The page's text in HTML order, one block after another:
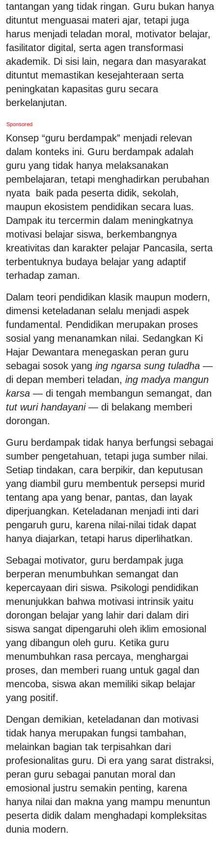
tantangan yang tidak ringan. Guru bukan hanya
dituntut menguasai materi ajar, tetapi juga
harus menjadi teladan moral, motivator belajar,
fasilitator digital, serta agen transformasi
akademik. Di sisi lain, negara dan masyarakat
dituntut memastikan kesejahteraan serta
peningkatan kapasitas guru secara
berkelanjutan.
Sponsored
Konsep “guru berdampak” menjadi relevan
dalam konteks ini. Guru berdampak adalah
guru yang tidak hanya melaksanakan
pembelajaran, tetapi menghadirkan perubahan
nyata baik pada peserta didik, sekolah,
maupun ekosistem pendidikan secara luas.
Dampak itu tercermin dalam meningkatnya
motivasi belajar siswa, berkembangnya
kreativitas dan karakter pelajar Pancasila, serta
terbentuknya budaya belajar yang adaptif
terhadap zaman.
Dalam teori pendidikan klasik maupun modern,
dimensi keteladanan selalu menjadi aspek
fundamental. Pendidikan merupakan proses
sosial yang menanamkan nilai. Sedangkan Ki
Hajar Dewantara menegaskan peran guru
sebagai sosok yang ing ngarsa sung tuladha —
di depan memberi teladan, ing madya mangun
karsa — di tengah membangun semangat, dan
tut wuri handayani— di belakang memberi
dorongan.
Guru berdampak tidak hanya berfungsi sebagai
sumber pengetahuan, tetapi juga sumber nilai.
Setiap tindakan, cara berpikir, dan keputusan
yang diambil guru membentuk persepsi murid
tentang apa yang benar, pantas, dan layak
diperjuangkan. Keteladanan menjadi inti dari
pengaruh guru, karena nilai-nilai tidak dapat
hanya diajarkan, tetapi harus diperlihatkan.
Sebagai motivator, guru berdampak juga
berperan menumbuhkan semangat dan
kepercayaan diri siswa. Psikologi pendidikan
menunjukkan bahwa motivasi intrinsik yaitu
dorongan belajar yang lahir dari dalam diri
siswa sangat dipengaruhi oleh iklim emosional
yang dibangun oleh guru. Ketika guru
menumbuhkan rasa percaya, menghargai
proses, dan memberi ruang untuk gagal dan
mencoba, siswa akan memiliki sikap belajar
yang positif.
Dengan demikian, keteladanan dan motivasi
tidak hanya merupakan fungsi tambahan,
melainkan bagian tak terpisahkan dari
profesionalitas guru. Di era yang sarat distraksi,
peran guru sebagai panutan moral dan
emosional justru semakin penting, karena
hanya nilai dan makna yang mampu menuntun
peserta didik dalam menghadapi kompleksitas
dunia modern.